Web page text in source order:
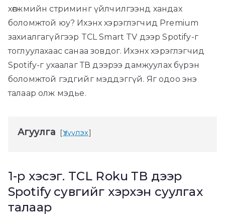
хөгжмийн стриминг үйлчилгээнд хандах
боломжтой юу? Ихэнх хэрэглэгчид Premium
захиалгагүйгээр TCL Smart TV дээр Spotify-г
тоглуулахаас санаа зовдог. Ихэнх хэрэглэгчид
Spotify-г ухаалаг ТВ дээрээ дамжуулах бүрэн
боломжтой гэдгийг мэддэггүй. Яг одоо энэ
талаар олж мэдье.
Агуулга Үзүүлэх
1-р хэсэг. TCL Roku ТВ дээр
Spotify сувгийг хэрхэн суулгах
талаар